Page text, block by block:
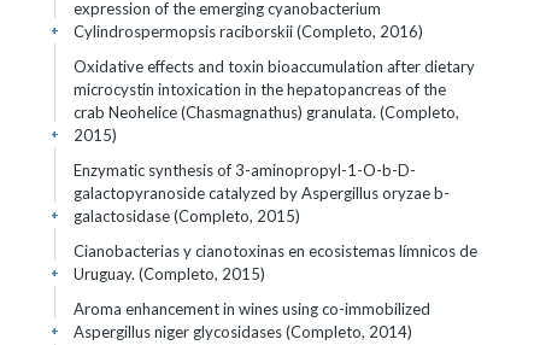
expression of the emerging cyanobacterium
Cylindrospermopsis raciborskii (Completo, 2016)
+
Oxidative effects and toxin bioaccumulation after dietary
microcystin intoxication in the hepatopancreas of the
crab Neohelice (Chasmagnathus) granulata. (Completo,
2015)
+
Enzymatic synthesis of 3-aminopropyl-1-O-b-D-
galactopyranoside catalyzed by Aspergillus oryzae b-
galactosidase (Completo, 2015)
+
Cianobacterias y cianotoxinas en ecosistemas límnicos de
Uruguay. (Completo, 2015)
+
Aroma enhancement in wines using co-immobilized
Aspergillus niger glycosidases (Completo, 2014)
+